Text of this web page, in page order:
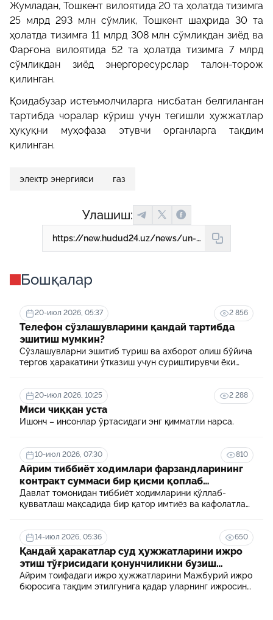
Жумладан, Тошкент вилоятида 20 та ҳолатда тизимга
25 млрд 293 млн сўмлик, Тошкент шаҳрида 30 та
ҳолатда тизимга 11 млрд 308 млн сўмликдан зиёд ва
Фарғона вилоятида 52 та ҳолатда тизимга 7 млрд
сўмликдан зиёд энергоресурслар талон-торож
қилинган.
Қоидабузар истеъмолчиларга нисбатан белгиланган
тартибда чоралар кўриш учун тегишли ҳужжатлар
ҳуқуқни муҳофаза этувчи органларга тақдим
қилинган.
электр энергияси газ
Улашиш:
https://new.hudud24.uz/news/un-besh-kun-ichida-73-mlrd-sumlik-gaz-va-svet-ugirlangani-malum-buldi
Бошқалар
20-июл 2026, 05:37 2 856
Телефон сўзлашувларини қандай тартибда
эшитиш мумкин?
Сўзлашувларни эшитиб туриш ва ахборот олиш бўйича
тергов ҳаракатини ўтказиш учун суриштирувчи ёки
20-июл 2026, 10:25 2 288
Миси чиққан уста
Ишонч – инсонлар ўртасидаги энг қимматли нарса.
10-июл 2026, 07:30 810
Айрим тиббиёт ходимлари фарзандларининг
контракт суммаси бир қисми қоплаб
берилади
Давлат томонидан тиббиёт ходимларини қўллаб-
қувватлаш мақсадида бир қатор имтиёз ва кафолатлар
муассасасида ўқиш учун тўланадиган контракт
маблағининг бир қисмини қоплаб бериш тартибидир
14-июл 2026, 05:36 650
Қандай ҳаракатлар суд ҳужжатларини ижро
этиш тўғрисидаги қонунчиликни бузиш
ҳисобланади? 5 муҳим факт
Айрим тоифадаги ижро ҳужжатларини Мажбурий ижро
бюросига тақдим этилгунига қадар уларнинг ижросини